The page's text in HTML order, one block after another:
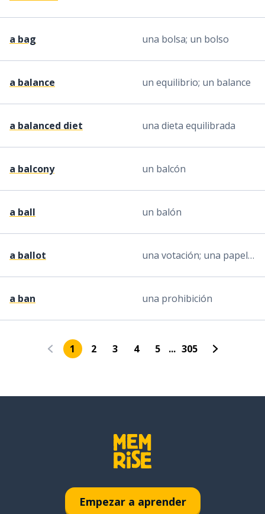
a bag una bolsa; un bolso
a balance un equilibrio; un balance
a balanced diet una dieta equilibrada
a balcony un balcón
a ball un balón
a ballot una votación; una papeleta
a ban una prohibición
1 2 3 4 5 ... 305
Empezar a aprender